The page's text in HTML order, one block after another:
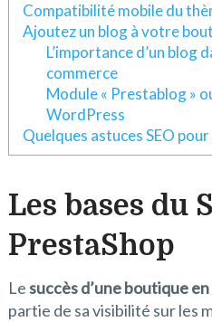
Compatibilité mobile du
Ajoutez un blog à votre
L’importance d’un blog
commerce
Module « Prestablog »
WordPress
Quelques astuces SEO
Les bases du
PrestaShop
Lesuccès d’une boutique
partie de sa visibilité sur les